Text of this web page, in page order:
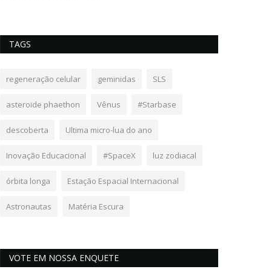
TAGS
regeneração celular geminidas SLS
asteroide phaethon Vênus #Starbase
descoberta Ultima micro-lua do ano
Inovação Educacional #SpaceX luz zodiacal
órbita longa Estação Espacial Internacional
Astronautas Matéria Escura
VOTE EM NOSSA ENQUETE